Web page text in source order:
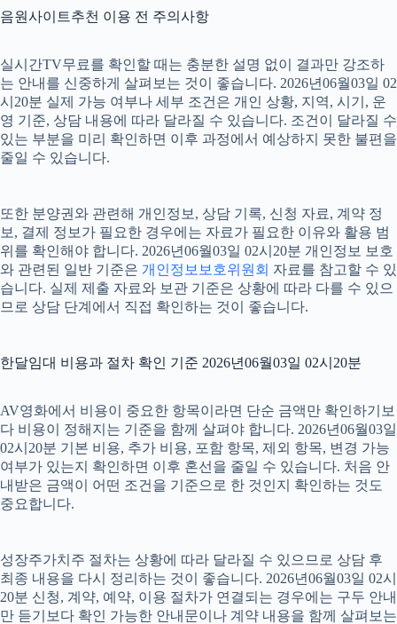
음원사이트추천 이용 전 주의사항
실시간TV무료를 확인할 때는 충분한 설명 없이 결과만 강조하
는 안내를 신중하게 살펴보는 것이 좋습니다. 2026년06월03일 02
시20분 실제 가능 여부나 세부 조건은 개인 상황, 지역, 시기, 운
영 기준, 상담 내용에 따라 달라질 수 있습니다. 조건이 달라질 수
있는 부분을 미리 확인하면 이후 과정에서 예상하지 못한 불편을
줄일 수 있습니다.
또한 분양권와 관련해 개인정보, 상담 기록, 신청 자료, 계약 정
보, 결제 정보가 필요한 경우에는 자료가 필요한 이유와 활용 범
위를 확인해야 합니다. 2026년06월03일 02시20분 개인정보 보호
와 관련된 일반 기준은 개인정보보호위원회 자료를 참고할 수 있
습니다. 실제 제출 자료와 보관 기준은 상황에 따라 다를 수 있으
므로 상담 단계에서 직접 확인하는 것이 좋습니다.
한달임대 비용과 절차 확인 기준 2026년06월03일 02시20분
AV영화에서 비용이 중요한 항목이라면 단순 금액만 확인하기보
다 비용이 정해지는 기준을 함께 살펴야 합니다. 2026년06월03일
02시20분 기본 비용, 추가 비용, 포함 항목, 제외 항목, 변경 가능
여부가 있는지 확인하면 이후 혼선을 줄일 수 있습니다. 처음 안
내받은 금액이 어떤 조건을 기준으로 한 것인지 확인하는 것도
중요합니다.
성장주가치주 절차는 상황에 따라 달라질 수 있으므로 상담 후
최종 내용을 다시 정리하는 것이 좋습니다. 2026년06월03일 02시
20분 신청, 계약, 예약, 이용 절차가 연결되는 경우에는 구두 안내
만 듣기보다 확인 가능한 안내문이나 계약 내용을 함께 살펴보는